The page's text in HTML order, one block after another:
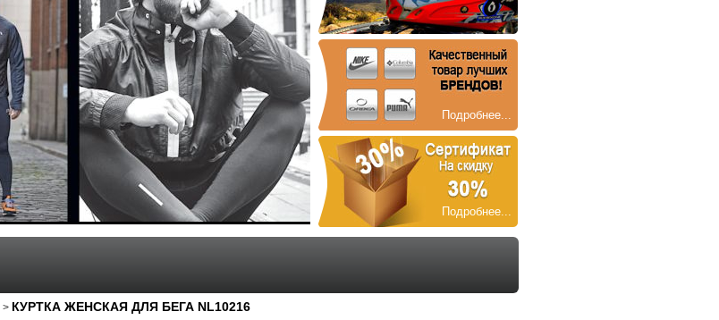
Подробнее...
Подробнее...
> КУРТКА ЖЕНСКАЯ ДЛЯ БЕГА NL10216